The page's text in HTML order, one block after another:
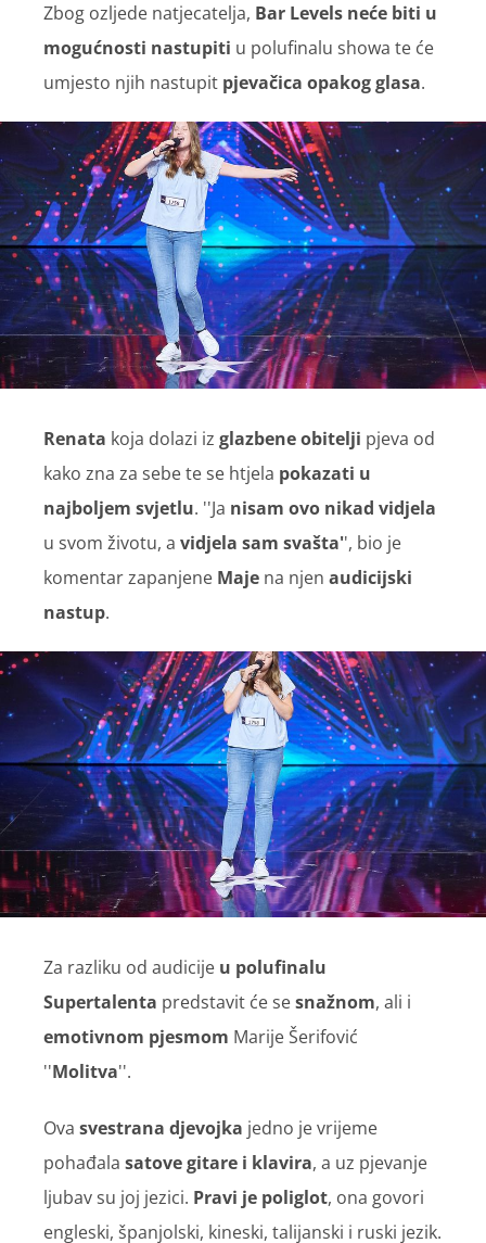
Zbog ozljede natjecatelja, Bar Levels neće biti u
mogućnosti nastupiti u polufinalu showa te će
umjesto njih nastupit pjevačica opakog glasa.
Renata koja dolazi iz glazbene obitelji pjeva od
kako zna za sebe te se htjela pokazati u
najboljem svjetlu. ''Ja nisam ovo nikad vidjela
u svom životu, a vidjela sam svašta'', bio je
komentar zapanjene Maje na njen audicijski
nastup.
Za razliku od audicije u polufinalu
Supertalenta predstavit će sesnažnom, ali i
emotivnom pjesmom Marije Šerifović
''Molitva''.
Ova svestrana djevojka jedno je vrijeme
pohađala satove gitare i klavira, a uz pjevanje
ljubav su joj jezici. Pravi je poliglot, ona govori
engleski, španjolski, kineski, talijanski i ruski jezik.